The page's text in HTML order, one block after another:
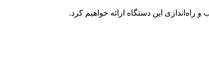
راه‌اندازی این دستگاه ارائه خواهیم کرد.